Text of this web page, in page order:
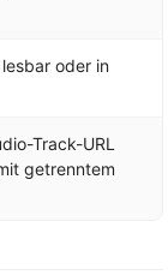
oder in
Track-URL
getrenntem